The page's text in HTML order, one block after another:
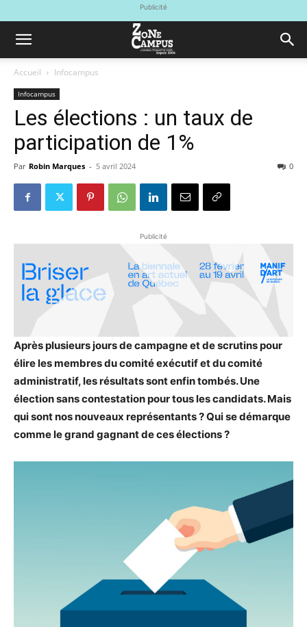
Publicité
Accueil Infocampus
Infocampus
Les élections : un taux de
participation de 1%
Par Robin Marques - 5 avril 2024 0
Publicité
Après plusieurs jours de campagne et de scrutins pour
élire les membres du comité exécutif et du comité
administratif, les résultats sont enfin tombés. Une
élection sans contestation pour tous les candidats. Mais
qui sont nos nouveaux représentants ? Qui se démarque
comme le grand gagnant de ces élections ?